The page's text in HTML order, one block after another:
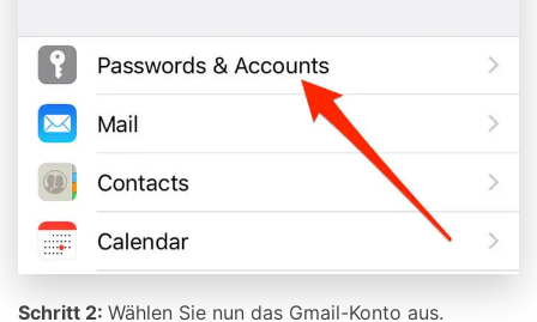
Schritt 2: Wählen Sie nun das Gmail-Konto aus.